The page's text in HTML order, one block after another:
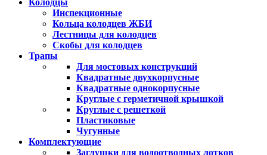
Колодцы
Инспекционные
Кольца колодцев ЖБИ
Лестницы для колодцев
Скобы для колодцев
Трапы
Для мостовых конструкций
Квадратные двухкорпусные
Квадратные однокорпусные
Круглые с герметичной крышкой
Круглые с решеткой
Пластиковые
Чугунные
Комплектующие
Заглушки для водоотводных лотков